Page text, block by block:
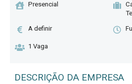
Presencial
A definir
1 Vaga
DESCRIÇÃO DA EMPRESA